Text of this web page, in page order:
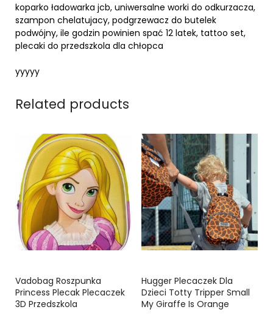
koparko ładowarka jcb, uniwersalne worki do odkurzacza,
szampon chelatujacy, podgrzewacz do butelek
podwójny, ile godzin powinien spać 12 latek, tattoo set,
plecaki do przedszkola dla chłopca
yyyyy
Related products
Vadobag Roszpunka
Princess Plecak Plecaczek
3D Przedszkola
Hugger Plecaczek Dla
Dzieci Totty Tripper Small
My Giraffe Is Orange